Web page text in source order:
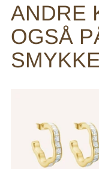
ANDRE
OGSÅ